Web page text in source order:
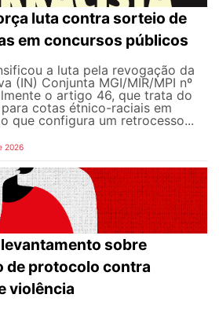
luta contra sorteio de
em concursos públicos
a luta pela revogação da
(IN) Conjunta MGI/MIR/MPI nº
o artigo 46, que trata do
cotas étnico-raciais em
que configura um retrocesso...
2026
sobre
de protocolo contra
violência